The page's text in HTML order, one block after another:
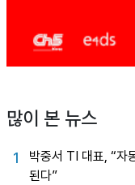
많이 본 뉴스
1
박중서 TI 대표, “자
된다”